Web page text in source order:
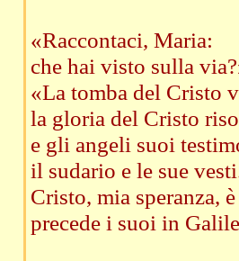
«Raccontaci, Maria:
che hai visto sulla
«La tomba del Cristo
la gloria del Cristo
e gli angeli suoi
il sudario e le sue
Cristo, mia speranza,
precede i suoi in